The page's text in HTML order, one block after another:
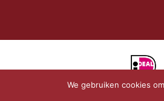
We gebruiken cookies